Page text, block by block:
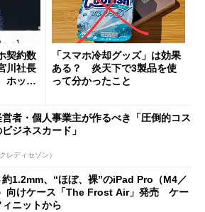
契約数
川社長
ホッピ
「スマホ冷却グッズ」は効果
ある？ 炎天下で3製品を使
って分かったこと
営者・個人事業主が作るべき「圧倒的コス
ジネスカード」
レディセゾン）
約1.2mm、“ほぼ、裸”のiPad Pro（M4／
向けケース「The Frost Air」発売 ケー
ィニットから